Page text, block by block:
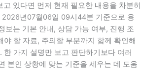
고 있다면 먼저 현재 필요한 내용을 차분히
2026년07월06일 09시44분 기준으로 용
보는 기본 안내, 상담 가능 여부, 진행 조
야 할 자료, 주의할 부분까지 함께 확인해
한 가지 설명만 보고 판단하기보다 여러
본인 상황에 맞는 기준을 세우는 데 도움